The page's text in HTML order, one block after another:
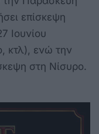
επίσκεψη
Ιουνίου
κτλ), ενώ την
στη Νίσυρο.